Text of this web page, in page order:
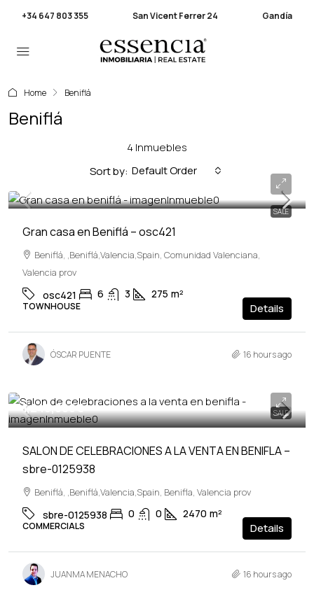
+34 647 803 355 San Vicent Ferrer 24 Gandía
Home Beniflá
Beniflá
4 Inmuebles
Sort by: Default Order
SALE
264,000€
Gran casa en Beniflá – osc421
Beniflá, ,Beniflá,Valencia,Spain, Comunidad Valenciana,
Valencia prov
osc421 6 3 275 m²
TOWNHOUSE Details
ÓSCAR PUENTE 16 hours ago
SALE
1,240,000€
SALON DE CELEBRACIONES A LA VENTA EN BENIFLA –
sbre-0125938
Beniflá, ,Beniflá,Valencia,Spain, Benifla, Valencia prov
sbre-0125938 0 0 2470 m²
COMMERCIALS Details
JUANMA MENACHO 16 hours ago